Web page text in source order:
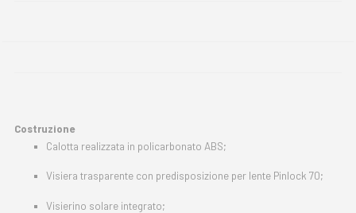
Costruzione
Calotta realizzata in policarbonato ABS;
Visiera trasparente con predisposizione per lente Pinlock 70;
Visierino solare integrato;